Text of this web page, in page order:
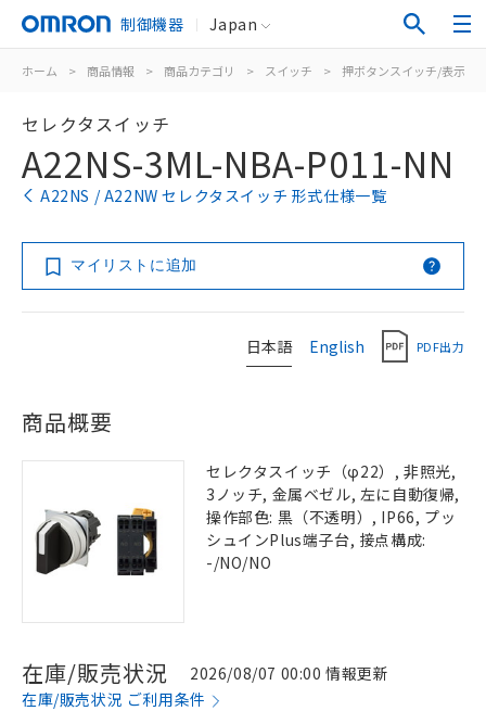
制御機器 Japan
ホーム > 商品情報 > 商品カテゴリ > スイッチ > 押ボタンスイッチ/表示灯
セレクタスイッチ
A22NS-3ML-NBA-P011-NN
A22NS / A22NW セレクタスイッチ 形式仕様一覧
マイリストに追加
日本語 English PDF出力
商品概要
セレクタスイッチ（φ22）, 非照光,
3ノッチ, 金属ベゼル, 左に自動復帰,
操作部色: 黒（不透明）, IP66, プッ
シュインPlus端子台, 接点構成:
-/NO/NO
在庫/販売状況
2026/08/07 00:00 情報更新
在庫/販売状況 ご利用条件